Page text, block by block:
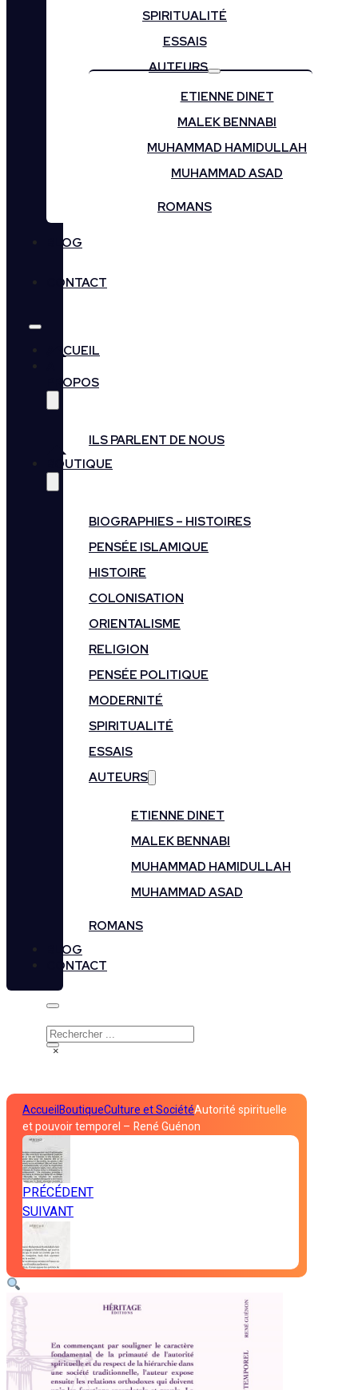
SPIRITUALITÉ
ESSAIS
AUTEURS
ETIENNE DINET
MALEK BENNABI
MUHAMMAD HAMIDULLAH
MUHAMMAD ASAD
ROMANS
BLOG
CONTACT
ACCUEIL
PROPOS
ILS PARLENT DE NOUS
BOUTIQUE
BIOGRAPHIES – HISTOIRES
PENSÉE ISLAMIQUE
HISTOIRE
COLONISATION
ORIENTALISME
RELIGION
PENSÉE POLITIQUE
MODERNITÉ
SPIRITUALITÉ
ESSAIS
AUTEURS
ETIENNE DINET
MALEK BENNABI
MUHAMMAD HAMIDULLAH
MUHAMMAD ASAD
ROMANS
BLOG
CONTACT
Rechercher
×
AccueilBoutiqueCulture et SociétéAutorité spirituelle
et pouvoir temporel – René Guénon
PRÉCÉDENT
SUIVANT